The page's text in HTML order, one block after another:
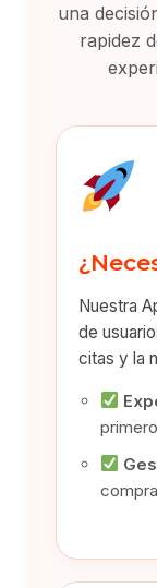
una
rapidez
Nuestra
de
citas y la